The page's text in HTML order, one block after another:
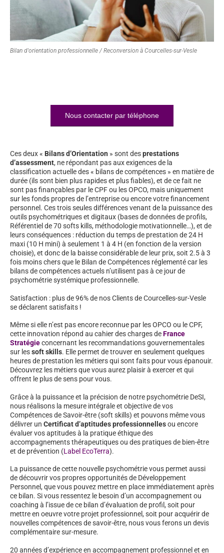
Bilan d'orientation professionnelle / Reconversion à Courcelles-sur-Vesle
Nous contacter par téléphone
Ces deux « Bilans d’Orientation » sont desprestations
d’assessment, ne répondant pas aux exigences de la
classification actuelle des « bilans de compétences » en matière de
durée (ils sont bien plus rapides et plus fiables), et de ce fait ne
sont pas finançables par le CPF ou les OPCO, mais uniquement
sur les fonds propres de l’entreprise ou encore votre financement
personnel. Ces trois seules différences venant de la puissance des
outils psychométriques et digitaux (bases de données de profils,
Référentiel de 70 softs kills, méthodologie motivationnelle…), et de
leurs conséquences : réduction du temps de prestation de 24 H
maxi (10 H mini) à seulement 1 à 4 H (en fonction de la version
choisie), et donc de la baisse considérable de leur prix, soit 2.5 à 3
fois moins chers que le Bilan de Compétences réglementé car les
bilans de compétences actuels n’utilisent pas à ce jour de
psychométrie systémique professionnelle.
Satisfaction : plus de 96% de nos Clients de Courcelles-sur-Vesle
se déclarent satisfaits !
Même si elle n’est pas encore reconnue par les OPCO ou le CPF,
cette innovation répond au cahier des charges deFrance
Stratégieconcernant les recommandations gouvernementales
sur lessoft skills. Elle permet de trouver en seulement quelques
heures de prestation les métiers qui sont faits pour vous épanouir.
Découvrez les métiers que vous aurez plaisir à exercer et qui
offrent le plus de sens pour vous.
Grâce à la puissance et la précision de notre psychométrie DeSI,
nous réalisons la mesure intégrale et objective de vos
Compétences de Savoir-être (soft skills) et pouvons même vous
délivrer un Certificat d’aptitudes professionnellesou encore
évaluer vos aptitudes à la pratique éthique des
accompagnements thérapeutiques ou des pratiques de bien-être
et de prévention (Label EcoTerra).
La puissance de cette nouvelle psychométrie vous permet aussi
de découvrir vos propres opportunités de Développement
Personnel, que vous pouvez mettre en place immédiatement après
ce bilan. Si vous ressentez le besoin d’un accompagnement ou
coaching à l’issue de ce bilan d’évaluation de profil, soit pour
mettre en oeuvre votre projet professionnel, soit pour acquérir de
nouvelles compétences de savoir-être, nous vous ferons un devis
complémentaire sur-mesure.
20 années d’expérience en accompagnement professionnel et en